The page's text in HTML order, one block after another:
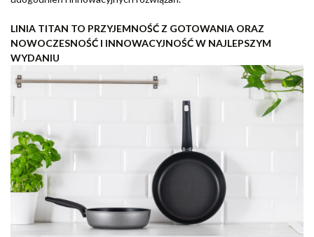
LINIA TITAN TO PRZYJEMNOŚĆ Z GOTOWANIA ORAZ
NOWOCZESNOŚĆ I INNOWACYJNOŚĆ W NAJLEPSZYM
WYDANIU